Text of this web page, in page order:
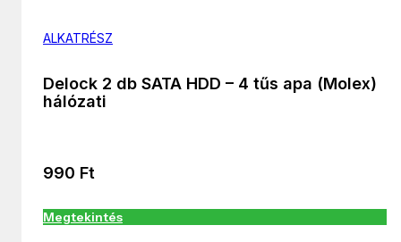
ALKATRÉSZ
Delock 2 db SATA HDD – 4 tűs apa (Molex)
hálózati
990 Ft
Megtekintés